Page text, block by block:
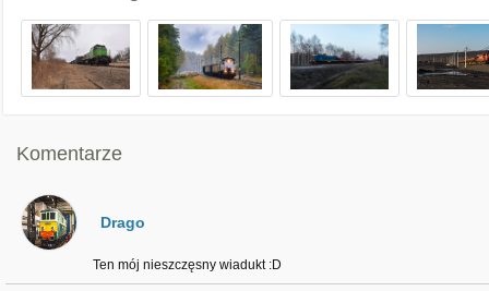
Komentarze
Drago
Ten mój nieszczęsny wiadukt :D